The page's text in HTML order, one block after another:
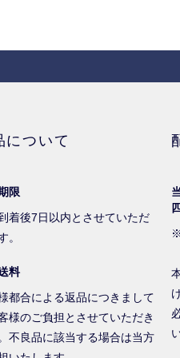
について
限
着後7日以内とさせていただ
。
料
都合による返品につきまして
様のご負担とさせていただき
不良品に該当する場合は当方